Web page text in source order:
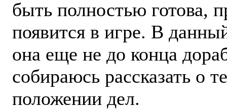
быть полностью готова,
появится в игре. В
она еще не до конца
собираюсь рассказать о
положении дел.